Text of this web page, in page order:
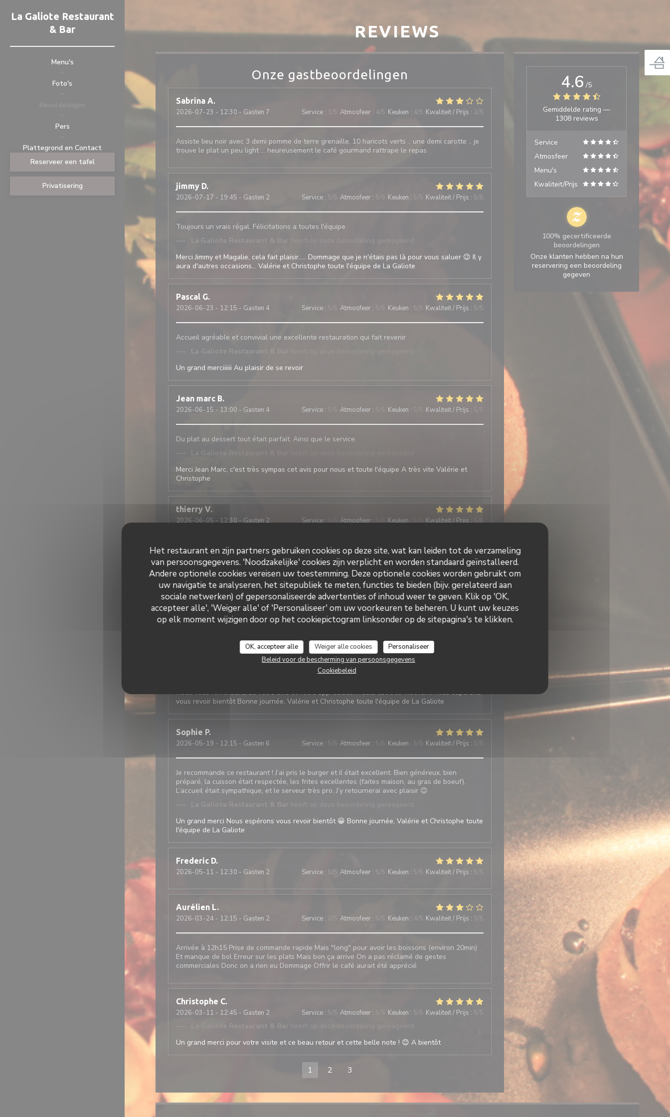
Het restaurant en zijn partners gebruiken cookies op deze site, wat kan leiden tot de verzameling
van persoonsgegevens. 'Noodzakelijke' cookies zijn verplicht en worden standaard geïnstalleerd.
Andere optionele cookies vereisen uw toestemming. Deze optionele cookies worden gebruikt om
uw navigatie te analyseren, het sitepubliek te meten, functies te bieden (bijv. gerelateerd aan
sociale netwerken) of gepersonaliseerde advertenties of inhoud weer te geven. Klik op 'OK,
accepteer alle', 'Weiger alle' of 'Personaliseer' om uw voorkeuren te beheren. U kunt uw keuzes
op elk moment wijzigen door op het cookiepictogram linksonder op de sitepagina's te klikken.
OK, accepteer alle Weiger alle cookies
Personaliseer
Beleid voor de bescherming van persoonsgegevens
Cookiebeleid
La Galiote Restaurant
& Bar
Menu's
Foto's
Pers
((opent in een nieuw venster))
((opent in een nieuw venster))
Plattegrond en Contact
Reserveer een tafel
Privatisering
REVIEWS
Onze gastbeoordelingen
Sabrina A
2026-07-23 - 12:30 - Gasten 7 Service : Atmosfeer : 4/5 Keuken : 4/5 Kwaliteit / Prijs : 2/5
Assiste lieu noir avec 3 demi pomme de terre grenaille, 10 haricots verts .. une demi carotte .. je
trouve le plat un peu light … heureusement le café gourmand rattrape le repas
jimmy D
2026-07-17 - 19:45 - Gasten 2 Service : 5 Atmosfeer : Keuken : Kwaliteit / Prijs : 5/5
Toujours un vrais régal. Félicitations a toutes l'équipe
La Galiote Restaurant & Bar
heeft op deze beoordeling gereageerd
Merci Jimmy et Magalie, cela fait plaisir..... Dommage que je n'étais pas là pour vous saluer 😉 Il y
aura d'autres occasions... Valérie et Christophe toute l'équipe de La Galiote
Pascal G
2026-06-23 - 12:15 - Gasten 4 Service : Atmosfeer : Keuken : Kwaliteit / Prijs : 5/5
Accueil agréable et convivial une excellente restauration qui fait revenir
La Galiote Restaurant & Bar
Un grand merciiiiii Au plaisir de se revoir
Jean marc B
2026-06-15 - 13:00 - Gasten 4 Service : Atmosfeer : Keuken : Kwaliteit / Prijs :
Du plat au dessert tout était parfait. Ainsi que le service.
La Galiote Restaurant & Bar
Merci Jean Marc, c'est très sympas cet avis pour nous et toute l'équipe A très vite Valérie et
Christophe
thierry V
2026-06-05- 12:30 - Gasten 2 Service:5/5 Atmosfeer:5/5 Keuken:5/5 Kwaliteit / Prijs:5/5
Accueil et service au top Nous avons passés un bon moment autour de nos plats et desserts
très savoureux. N’hésitez pas à réserver pour votre déjeuner
Françoise D
2026-05-22- 12:00 - Gasten 7 Service: 5/5 Atmosfeer: 5/5 Keuken: 5/5 Kwaliteit / Prijs:5 /5
Service impeccable, respect des demandes lors de l réservation, amabilité, très bon repas,
légumes très bien cuisinés en accompagnement , raport qualité-prix très corrects. Restaurant à
recommander sans problème.
heeft op deze beoordeling gereageerd
Nous vous remercions de votre avis et votre appréciation. Celà est très motivant Nous espérons
vous revoir bientôt Bonne journée, Valérie et Christophe toute l'équipe de La Galiote
Sophie P
2026-05-19 - 12:15 - Gasten 6 Service : Atmosfeer : 5 /5 Keuken : 5 /5 Kwaliteit / Prijs : 5 /5
Je recommande ce restaurant ! J’ai pris le burger et il était excellent. Bien généreux, bien
préparé, la cuisson était respectée, les frites excellentes (faites maison, au gras de boeuf).
L’accueil était sympathique, et le serveur très pro. J’y retournerai avec plaisir 😊
La Galiote Restaurant & Bar heeft op deze beoordeling gereageerd
Un grand merci Nous espérons vous revoir bientôt 😀 Bonne journée, Valérie et Christophe toute
l'équipe de La Galiote
Frederic D
2026-05-11 - 12:30 - Gasten 2 Service : 5/5 Atmosfeer : 5 /5 Keuken : 5 /5 Kwaliteit / Prijs :
Aurélien L
2026-03-24 - 12:15 - Gasten 2 Service : Atmosfeer : Keuken : 4/5 Kwaliteit / Prijs : 3 /5
Arrivée à 12h15 Prise de commande rapide Mais "long" pour avoir les boissons (environ 20min)
Et manque de bol Erreur sur les plats Mais bon ça arrive On a pas réclamé de gestes
commerciales Donc on a rien eu Dommage Offrir le café aurait été apprécié
Christophe C
2026-03-11 - 12:45 - Gasten 2 Service : 5 /5 Atmosfeer : Keuken : 5/5 Kwaliteit / Prijs :
La Galiote Restaurant & Bar heeft op deze beoordeling gereageerd
Un grand merci pour votre visite et ce beau retour et cette belle note ! 😊 A bientôt
1 2 3
4.6 /5
Gemiddelde rating —
1308 reviews
Service
Atmosfeer
Menu's
Kwaliteit/Prijs
100% gecertificeerde
beoordelingen
Onze klanten hebben na hun
reservering een beoordeling
gegeven
La Galiote Restaurant & Bar